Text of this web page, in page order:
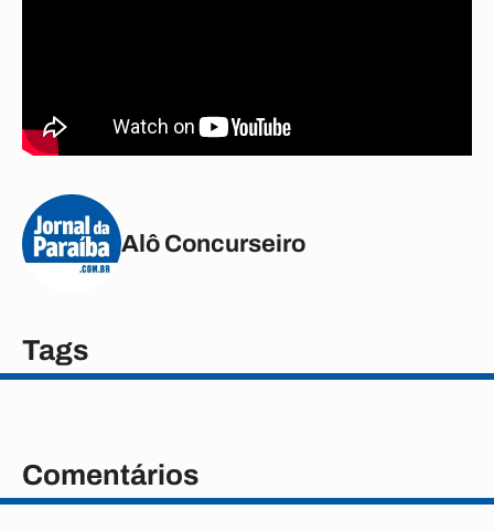
Alô Concurseiro
Tags
Comentários